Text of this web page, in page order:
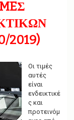
2019)
Οι τιμές
αυτές
είναι
ενδεικτικέ
ς και
προτεινόμ